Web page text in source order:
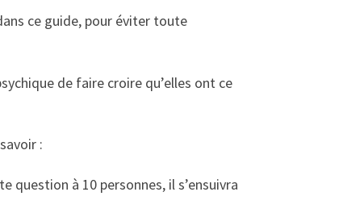
ce guide, pour éviter toute
de faire croire qu’elles ont ce
:
question à 10 personnes, il s’ensuivra